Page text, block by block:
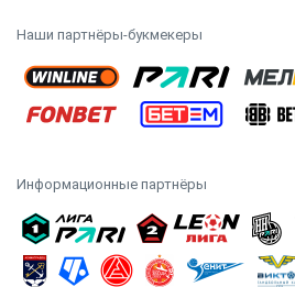
Наши партнёры-букмекеры
Информационные партнёры